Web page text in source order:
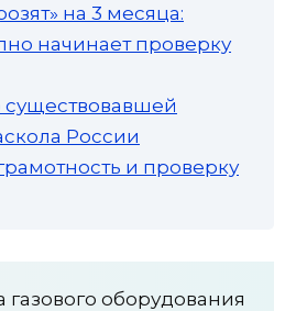
на 3 месяца:
начинает проверку
существовавшей
России
грамотность и проверку
газового оборудования